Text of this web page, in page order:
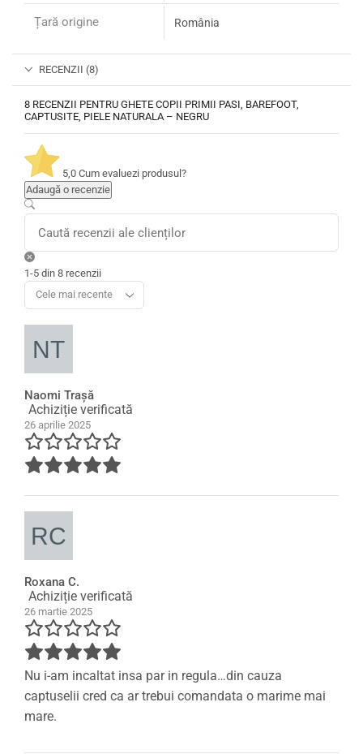
Țară origine România
RECENZII (8)
8 RECENZII PENTRU GHETE COPII PRIMII PASI, BAREFOOT,
CAPTUSITE, PIELE NATURALA – NEGRU
5,0 Cum evaluezi produsul?
Adaugă o recenzie
1-5 din 8 recenzii
Naomi Traşă
Achiziție verificată
26 aprilie 2025
Roxana C.
Achiziție verificată
26 martie 2025
Nu i-am incaltat insa par in regula…din cauza
captuselii cred ca ar trebui comandata o marime mai
mare.